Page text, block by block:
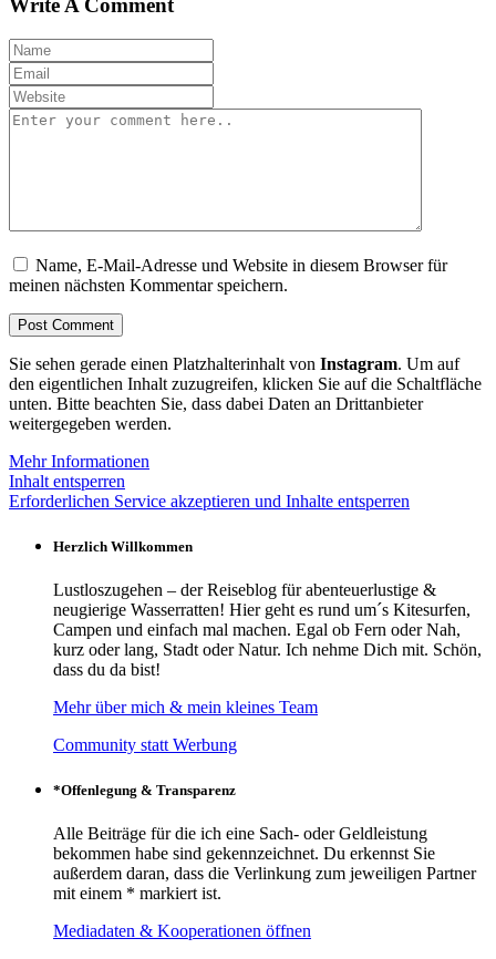
Write A Comment
Name, E-Mail-Adresse und Website in diesem Browser für
meinen nächsten Kommentar speichern.
Sie sehen gerade einen Platzhalterinhalt von Instagram. Um auf
den eigentlichen Inhalt zuzugreifen, klicken Sie auf die Schaltfläche
unten. Bitte beachten Sie, dass dabei Daten an Drittanbieter
weitergegeben werden.
Mehr Informationen
Inhalt entsperren
Erforderlichen Service akzeptieren und Inhalte entsperren
Herzlich Willkommen
Lustloszugehen – der Reiseblog für abenteuerlustige &
neugierige Wasserratten! Hier geht es rund um´s Kitesurfen,
Campen und einfach mal machen. Egal ob Fern oder Nah,
kurz oder lang, Stadt oder Natur. Ich nehme Dich mit. Schön,
dass du da bist!
Mehr über mich & mein kleines Team
Community statt Werbung
*Offenlegung & Transparenz
Alle Beiträge für die ich eine Sach- oder Geldleistung
bekommen habe sind gekennzeichnet. Du erkennst Sie
außerdem daran, dass die Verlinkung zum jeweiligen Partner
mit einem * markiert ist.
Mediadaten & Kooperationen öffnen